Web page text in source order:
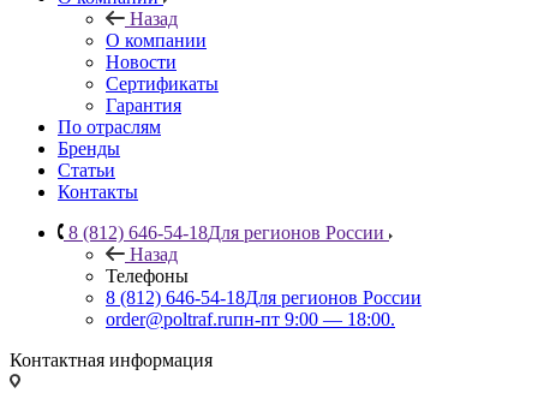
Назад
О компании
Новости
Сертификаты
Гарантия
По отраслям
Бренды
Статьи
Контакты
8 (812) 646-54-18Для регионов России
Назад
Телефоны
8 (812) 646-54-18Для регионов России
order@poltraf.ruпн-пт 9:00 — 18:00.
Контактная информация